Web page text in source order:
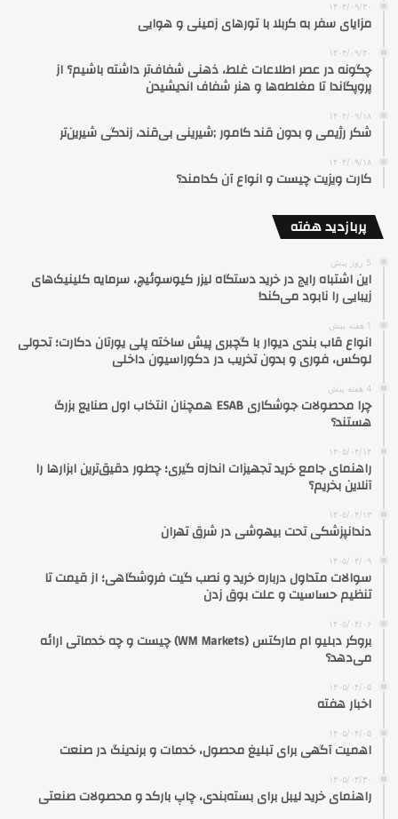
۱۴۰۴/۰۹/۳۰
مزایای سفر به کربلا با تورهای زمینی و هوایی
۱۴۰۴/۰۹/۳۰
چگونه در عصر اطلاعات غلط، ذهنی شفاف‌تر داشته باشیم؟ از
پروپگاندا تا مغلطه‌ها و هنر شفاف اندیشیدن
۱۴۰۴/۰۹/۱۸
شکر رژیمی و بدون قند کامور ;شیرینی بی‌قند، زندگی شیرین‌تر
۱۴۰۴/۰۹/۱۸
کارت ویزیت چیست و انواع آن کدامند؟
پربازدید هفته
5 روز پیش
این اشتباه رایج در خرید دستگاه لیزر کیوسوئیچ، سرمایه کلینیک‌های
زیبایی را نابود می‌کند!
1 هفته پیش
انواع قاب بندی دیوار با گچبری پیش ساخته پلی یورتان دکارت؛ تحولی
لوکس، فوری و بدون تخریب در دکوراسیون داخلی
4 هفته پیش
چرا محصولات جوشکاری ESAB همچنان انتخاب اول صنایع بزرگ
هستند؟
۱۴۰۵/۰۴/۱۴
راهنمای جامع خرید تجهیزات اندازه گیری؛ چطور دقیق‌ترین ابزارها را
آنلاین بخریم؟
۱۴۰۵/۰۴/۱۳
دندانپزشکی تحت بیهوشی در شرق تهران
۱۴۰۵/۰۴/۰۹
سوالات متداول درباره خرید و نصب گیت فروشگاهی؛ از قیمت تا
تنظیم حساسیت و علت بوق زدن
۱۴۰۵/۰۴/۰۶
بروکر دبلیو ام مارکتس (WM Markets) چیست و چه خدماتی ارائه
می‌دهد؟
۱۴۰۵/۰۴/۰۵
اخبار هفته
۱۴۰۵/۰۴/۰۵
اهمیت آگهی برای تبلیغ محصول، خدمات و برندینگ در صنعت
۱۴۰۵/۰۳/۳۰
راهنمای خرید لیبل برای بسته‌بندی، چاپ بارکد و محصولات صنعتی